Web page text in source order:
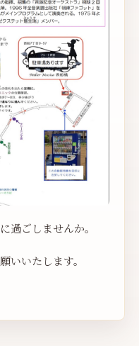
過ごしませんか。
いいたします。